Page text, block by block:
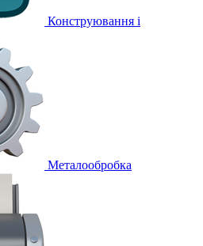
Конструювання і
Металообробка